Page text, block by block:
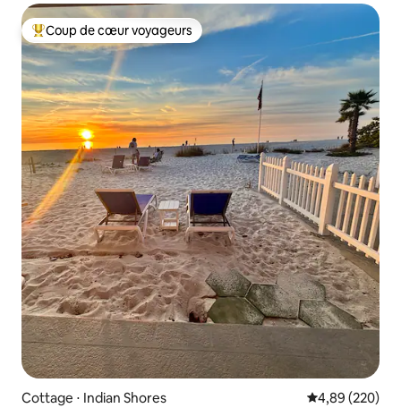
Coups de cœur voyageurs les plus appréciés
Coup de cœur voyageurs
Cottage ⋅ Indian Shores Évaluation
4,89 (220)